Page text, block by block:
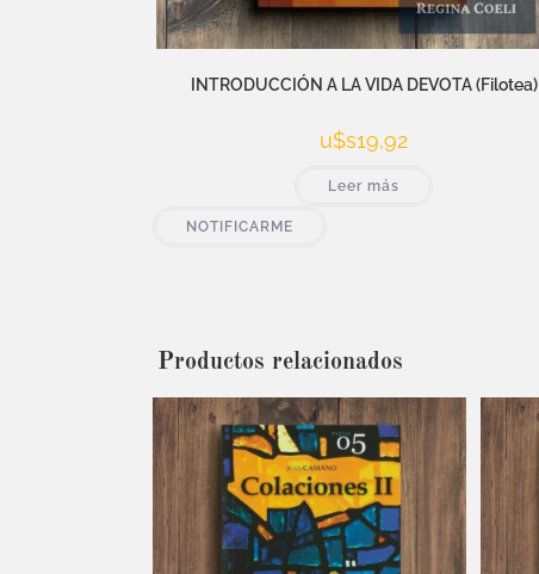
INTRODUCCIÓN A LA VIDA DEVOTA (Filotea)
u$s19,92
Leer más
NOTIFICARME
Productos relacionados